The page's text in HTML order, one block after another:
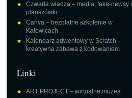
Czwarta władza – media, fake-newsy i
planszówki
Canva – bezpłatne szkolenie w
Katowicach
Kalendarz adwentowy w Scratch –
kreatywna zabawa z kodowaniem
Linki
ART PROJECT – wirtualne muzea